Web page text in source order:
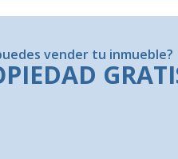
vender tu inmueble?